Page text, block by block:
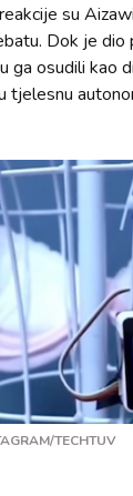
su
Dok je dio
ga osudili kao
tjelesnu
TECHTUV